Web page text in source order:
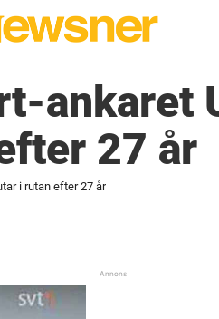
ankaret
27 år
i rutan efter 27 år